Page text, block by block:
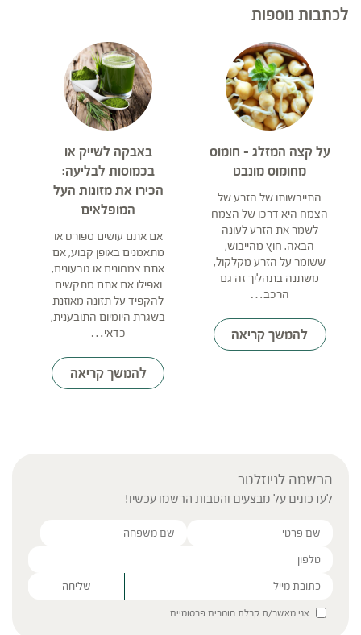
לכתבות נוספות
על קצה המזלג – חומוס
מחומוס מונבט
התייבשותו של הזרע של
הצמח היא דרכו של הצמח
לשמר את הזרע לעונה
הבאה. חוץ מהייבוש,
ששומר על הזרע מקלקול,
משתנה בתהליך זה גם
הרכב…
להמשך קריאה
באבקה לשייק או
בכמוסות לבליעה:
הכירו את מזונות העל
המופלאים
אם אתם עושים ספורט או
מתאמנים באופן קבוע, אם
אתם צמחונים או טבעונים,
ואפילו אם אתם מתקשים
להקפיד על תזונה מאוזנת
בשגרת היומיום התובענית,
כדאי…
להמשך קריאה
הרשמה לניוזלטר
לעדכונים על מבצעים והטבות הרשמו עכשיו!
Please leave this field empty.
אני מאשר/ת קבלת חומרים פרסומיים